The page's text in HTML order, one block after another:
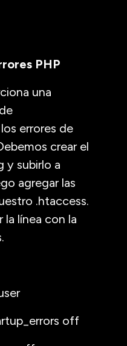
PHP
una
errores de
crear el
y subirlo a
agregar las
.htaccess.
línea con la
off